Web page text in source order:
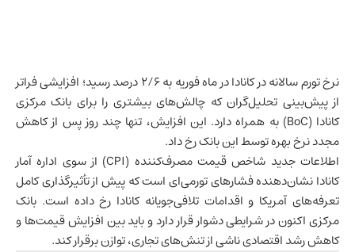
نرخ تورم سالانه درکانادا
در ماه فوریه به ۲/۶ درصد رسید؛ افزایشی فراتر
از پیش‌بینی تحلیل‌گران که چالش‌های بیشتری را برای بانک مرکزی
کانادا (BoC) به همراه دارد. این افزایش، تنها چند روز پس از کاهش
مجدد نرخ بهره توسط این بانک رخ داد.
اطلاعات جدید شاخص قیمت مصرف‌کننده (CPI) از سوی اداره آمار
کانادا نشان‌دهنده فشارهای تورمی‌ای است که پیش از تأثیرگذاری کامل
تعرفه‌های آمریکا و اقدامات تلافی‌جویانه کانادا رخ داده است. بانک
مرکزی اکنون در شرایطی دشوار قرار دارد و باید بین افزایش قیمت‌ها و
کاهشرشد اقتصادیناشی از تنش‌های تجاری، توازن برقرار کند.